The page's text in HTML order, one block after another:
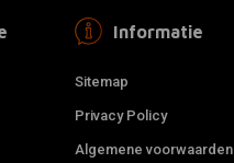
Informatie
Sitemap
Privacy Policy
Algemene voorwaarden